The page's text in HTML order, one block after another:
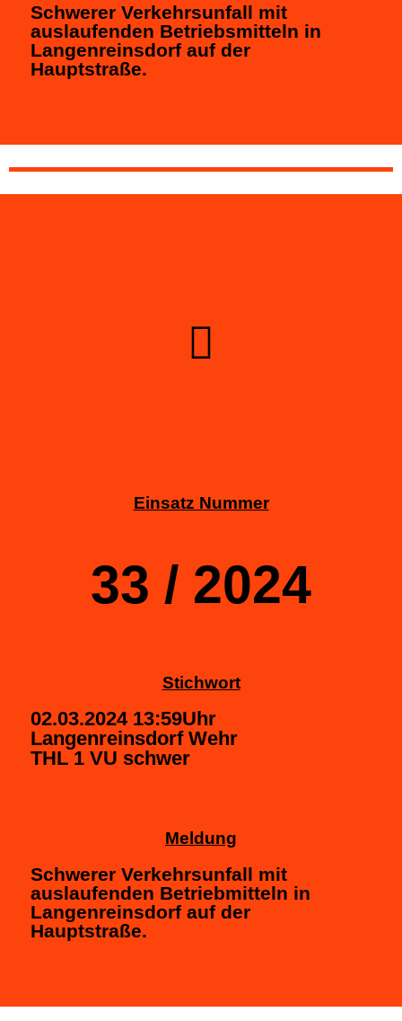
Schwerer Verkehrsunfall mit
auslaufenden Betriebsmitteln in
Langenreinsdorf auf der
Hauptstraße.
Einsatz Nummer
33 / 2024
Stichwort
02.03.2024 13:59Uhr
Langenreinsdorf Wehr
THL 1 VU schwer
Meldung
Schwerer Verkehrsunfall mit
auslaufenden Betriebmitteln in
Langenreinsdorf auf der
Hauptstraße.